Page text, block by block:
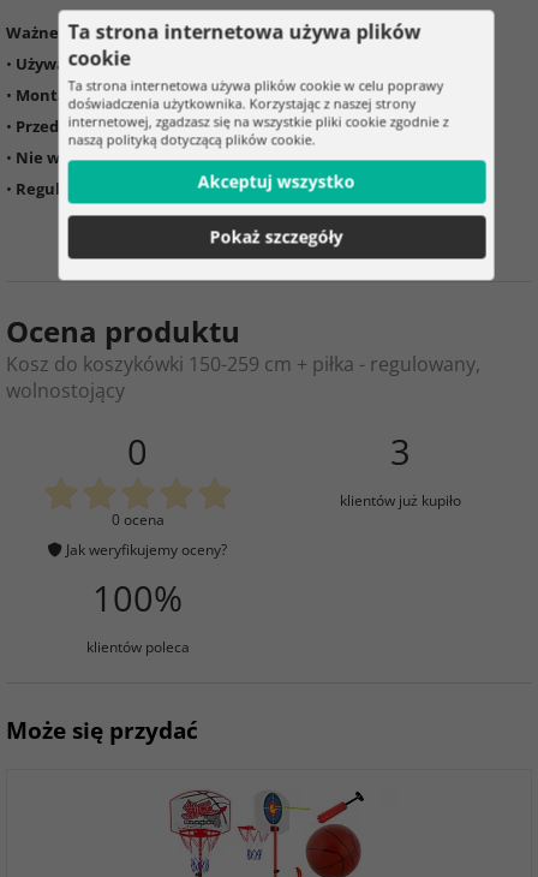
Ważne informacje:
• Używaj zgodnie z przeznaczeniem
• Montaż musi wykonać osoba dorosła
• Przed użyciem sprawdź dokręcenie wszystkich połączeń
• Nie wieszaj się na obręczy, grozi to przewróceniem konstrukcji
• Regularnie sprawdzaj stan i stabilność kosza
Ocena produktu
Kosz do koszykówki 150-259 cm + piłka - regulowany,
wolnostojący
0
0 ocena
Jak weryfikujemy oceny?
3
klientów już kupiło
100%
klientów poleca
Może się przydać
Ta strona internetowa używa plików
cookie
Ta strona internetowa używa plików cookie w celu poprawy
doświadczenia użytkownika. Korzystając z naszej strony
internetowej, zgadzasz się na wszystkie pliki cookie zgodnie z
naszą polityką dotyczącą plików cookie.
Akceptuj wszystko
Pokaż szczegóły